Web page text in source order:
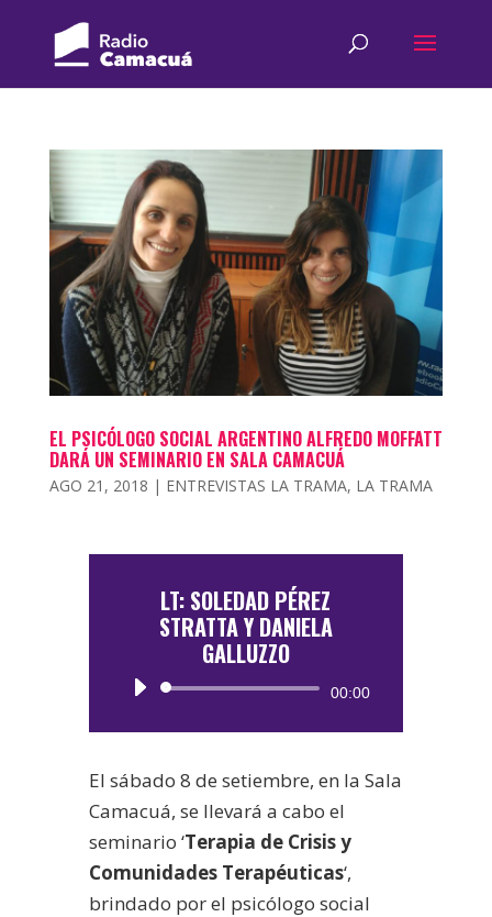
EL PSICÓLOGO SOCIAL ARGENTINO ALFREDO MOFFATT
DARÁ UN SEMINARIO EN SALA CAMACUÁ
AGO 21, 2018 | ENTREVISTAS LA TRAMA, LA TRAMA
LT: SOLEDAD PÉREZ
STRATTA Y DANIELA
GALLUZZO
Reproductor
00:00
El sábado 8 de setiembre, en la Sala
Camacuá, se llevará a cabo el
seminario ‘Terapia de Crisis y
Comunidades Terapéuticas‘,
brindado por el psicólogo social